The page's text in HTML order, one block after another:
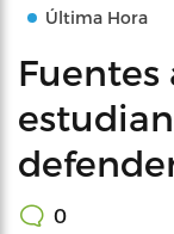
Última Hora
Fuentes
0